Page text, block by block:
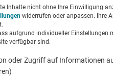
Inhalte nicht ohne Ihre Einwilligung
widerrufen oder anpassen. Ihre
aufgrund individueller Einstellungen
verfügbar sind.
oder Zugriff auf Informationen